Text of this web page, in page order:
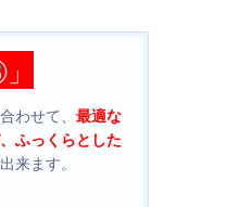
」
わせて、 最適な
ふっくらとした
来ます。